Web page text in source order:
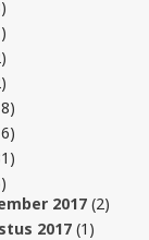
2017 (2)
2017 (1)